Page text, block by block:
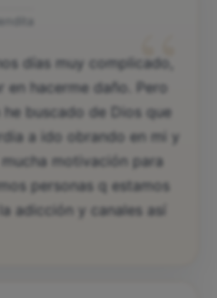
“
días muy complicado,
en hacerme daño. Pero
buscado de Dios que
a ido obrando en mi y
motivación para
personas q estamos
adicción y canales así